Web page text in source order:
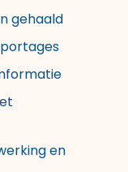
gehaald
en